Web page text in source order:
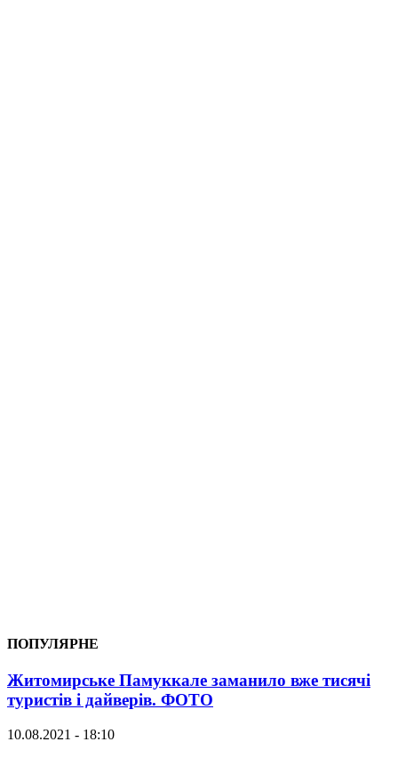
ПОПУЛЯРНЕ
Житомирське Памуккале заманило вже тисячі
туристів і дайверів. ФОТО
10.08.2021 - 18:10